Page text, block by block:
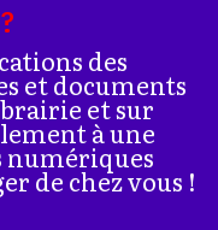
des
et documents
et sur
à une
de chez vous !